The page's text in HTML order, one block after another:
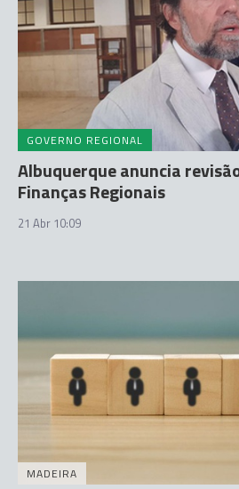
GOVERNO REGIONAL
Albuquerque anuncia
Finanças Regionais
21 Abr 10:09
MADEIRA